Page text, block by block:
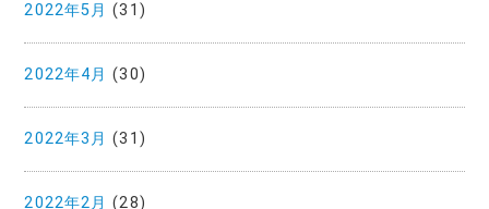
2022年5月 (31)
2022年4月 (30)
2022年3月 (31)
2022年2月 (28)